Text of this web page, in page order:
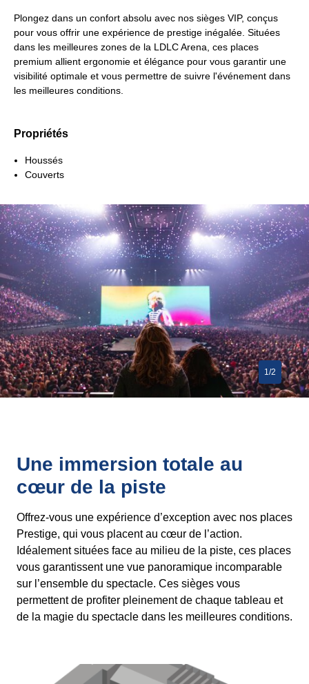
Plongez dans un confort absolu avec nos sièges VIP, conçus
pour vous offrir une expérience de prestige inégalée. Situées
dans les meilleures zones de la LDLC Arena, ces places
premium allient ergonomie et élégance pour vous garantir une
visibilité optimale et vous permettre de suivre l'événement dans
les meilleures conditions.
Propriétés
Houssés
Couverts
1/2
Une immersion totale au
cœur de la piste
Offrez-vous une expérience d’exception avec nos places
Prestige, qui vous placent au cœur de l’action.
Idéalement situées face au milieu de la piste, ces places
vous garantissent une vue panoramique incomparable
sur l’ensemble du spectacle. Ces sièges vous
permettent de profiter pleinement de chaque tableau et
de la magie du spectacle dans les meilleures conditions.